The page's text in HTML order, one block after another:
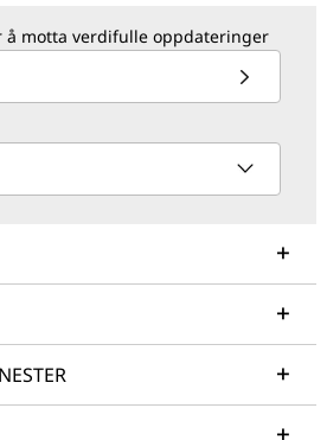
å motta verdifulle oppdateringer